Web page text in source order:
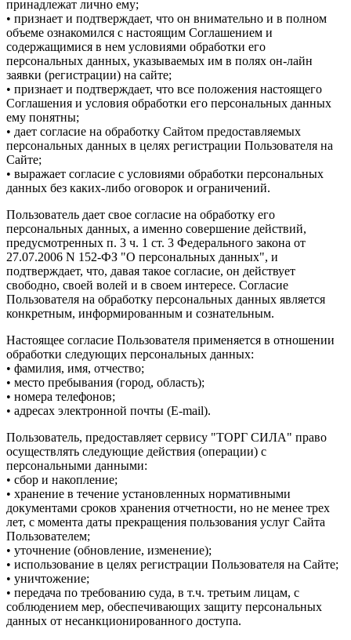
принадлежат лично ему;
• признает и подтверждает, что он внимательно и в полном
объеме ознакомился с настоящим Соглашением и
содержащимися в нем условиями обработки его
персональных данных, указываемых им в полях он-лайн
заявки (регистрации) на сайте;
• признает и подтверждает, что все положения настоящего
Соглашения и условия обработки его персональных данных
ему понятны;
• дает согласие на обработку Сайтом предоставляемых
персональных данных в целях регистрации Пользователя на
Сайте;
• выражает согласие с условиями обработки персональных
данных без каких-либо оговорок и ограничений.
Пользователь дает свое согласие на обработку его
персональных данных, а именно совершение действий,
предусмотренных п. 3 ч. 1 ст. 3 Федерального закона от
27.07.2006 N 152-ФЗ "О персональных данных", и
подтверждает, что, давая такое согласие, он действует
свободно, своей волей и в своем интересе. Согласие
Пользователя на обработку персональных данных является
конкретным, информированным и сознательным.
Настоящее согласие Пользователя применяется в отношении
обработки следующих персональных данных:
• фамилия, имя, отчество;
• место пребывания (город, область);
• номера телефонов;
• адресах электронной почты (E-mail).
Пользователь, предоставляет сервису "ТОРГ СИЛА" право
осуществлять следующие действия (операции) с
персональными данными:
• сбор и накопление;
• хранение в течение установленных нормативными
документами сроков хранения отчетности, но не менее трех
лет, с момента даты прекращения пользования услуг Сайта
Пользователем;
• уточнение (обновление, изменение);
• использование в целях регистрации Пользователя на Сайте;
• уничтожение;
• передача по требованию суда, в т.ч. третьим лицам, с
соблюдением мер, обеспечивающих защиту персональных
данных от несанкционированного доступа.